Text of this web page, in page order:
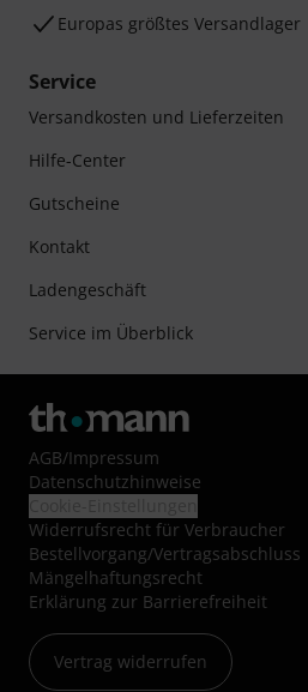
Europas größtes Versandlager
Service
Versandkosten und Lieferzeiten
Hilfe-Center
Gutscheine
Kontakt
Ladengeschäft
Service im Überblick
AGB/Impressum
Datenschutzhinweise
Widerrufsrecht für Verbraucher
Bestellvorgang/Vertragsabschluss
Mängelhaftungsrecht
Erklärung zur Barrierefreiheit
Vertrag widerrufen